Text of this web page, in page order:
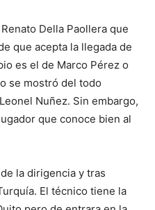
Della Paollera que
que acepta la llegada de
es el de Marco Pérez o
se mostró del todo
Nuñez. Sin embargo,
que conoce bien al
la dirigencia y tras
El técnico tiene la